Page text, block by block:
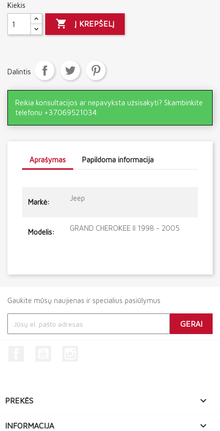
Kiekis
 Į KREPŠELĮ
Dalintis
Reikia konsultacijos ar nepavyksta užsisakyti? Skambinkite
telefonu +37069521034
Aprašymas Papildoma informacija
Markė: Jeep
Modelis: GRAND CHEROKEE II 1998 - 2005
Gaukite mūsų naujienas ir specialius pasiūlymus
PREKĖS 
INFORMACIJA 